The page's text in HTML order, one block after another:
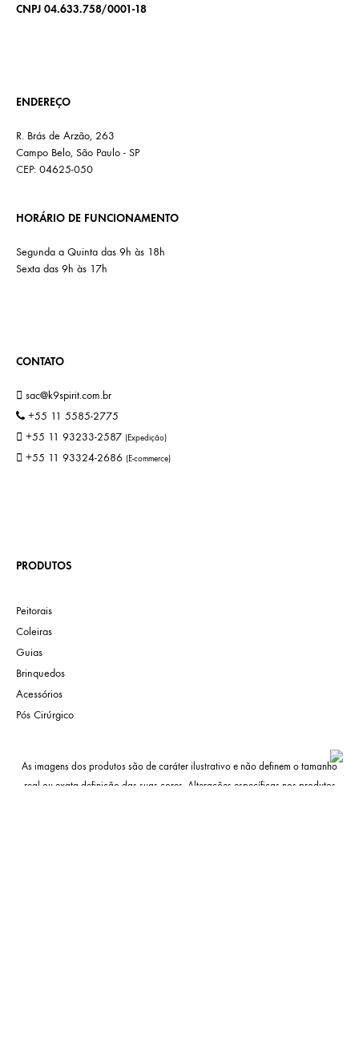
CNPJ 04.633.758/0001-18
ENDEREÇO
R. Brás de Arzão, 263
Campo Belo, São Paulo - SP
CEP: 04625-050
HORÁRIO DE FUNCIONAMENTO
Segunda a Quinta das 9h às 18h
Sexta das 9h às 17h
CONTATO
sac@k9spirit.com.br
+55 11 5585-2775
+55 11 93233-2587 (Expedição)
+55 11 93324-2686 (E-commerce)
PRODUTOS
Peitorais
Coleiras
Guias
Brinquedos
Acessórios
Pós Cirúrgico
As imagens dos produtos são de caráter ilustrativo e não definem o tamanho
real ou exata definição das suas cores. Alterações específicas nos produtos